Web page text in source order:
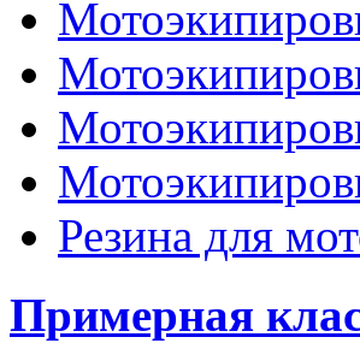
Резина для
Примерная